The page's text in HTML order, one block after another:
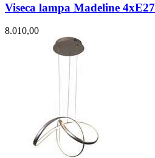
Viseca lampa Madeline
8.010,00